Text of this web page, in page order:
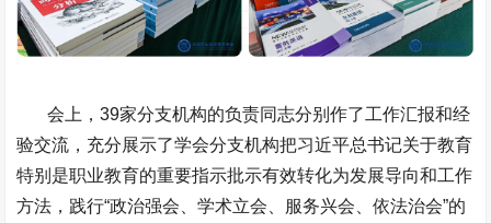
会上，39家分支机构的负责同志分别作了工作汇报和经
验交流，充分展示了学会分支机构把习近平总书记关于教育
特别是职业教育的重要指示批示有效转化为发展导向和工作
方法，践行“政治强会、学术立会、服务兴会、依法治会”的